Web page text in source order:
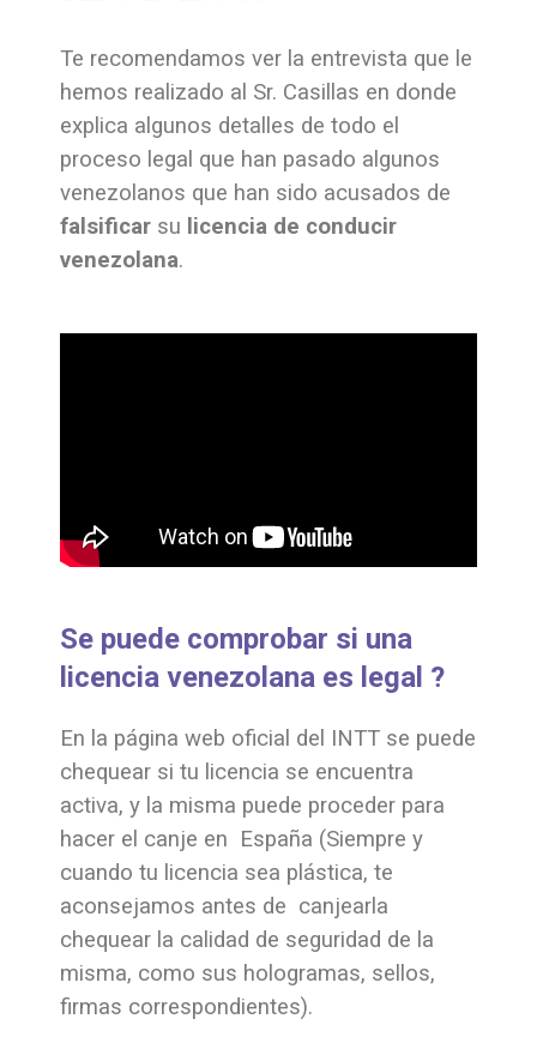
Te recomendamos ver la entrevista que le
hemos realizado al Sr. Casillas en donde
explica algunos detalles de todo el
proceso legal que han pasado algunos
venezolanos que han sido acusados de
falsificar su licencia de conducir
venezolana.
Se puede comprobar si una
licencia venezolana es legal ?
En la página web oficial del INTT se puede
chequear si tu licencia se encuentra
activa, y la misma puede proceder para
hacer el canje en España (Siempre y
cuando tu licencia sea plástica, te
aconsejamos antes de canjearla
chequear la calidad de seguridad de la
misma, como sus hologramas, sellos,
firmas correspondientes).